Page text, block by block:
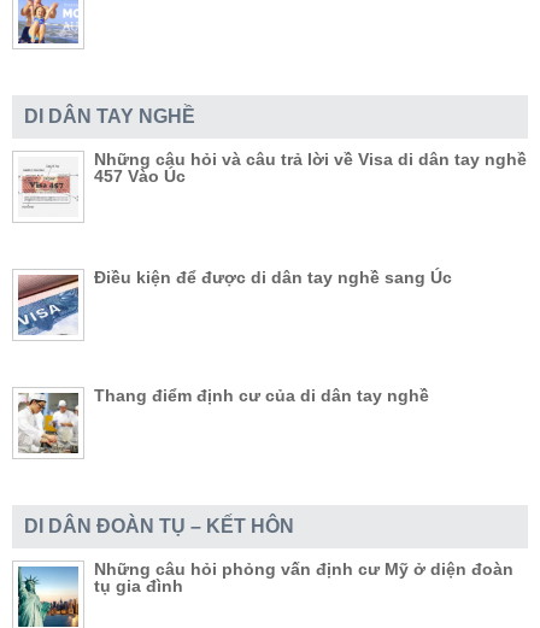
DI DÂN TAY NGHỀ
Những câu hỏi và câu trả lời về Visa di dân tay nghề
457 Vào Úc
Điều kiện để được di dân tay nghề sang Úc
Thang điểm định cư của di dân tay nghề
DI DÂN ĐOÀN TỤ – KẾT HÔN
Những câu hỏi phỏng vấn định cư Mỹ ở diện đoàn
tụ gia đình